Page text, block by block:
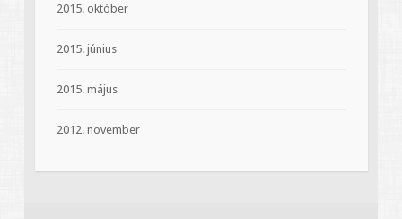
2015. október
2015. június
2015. május
2012. november